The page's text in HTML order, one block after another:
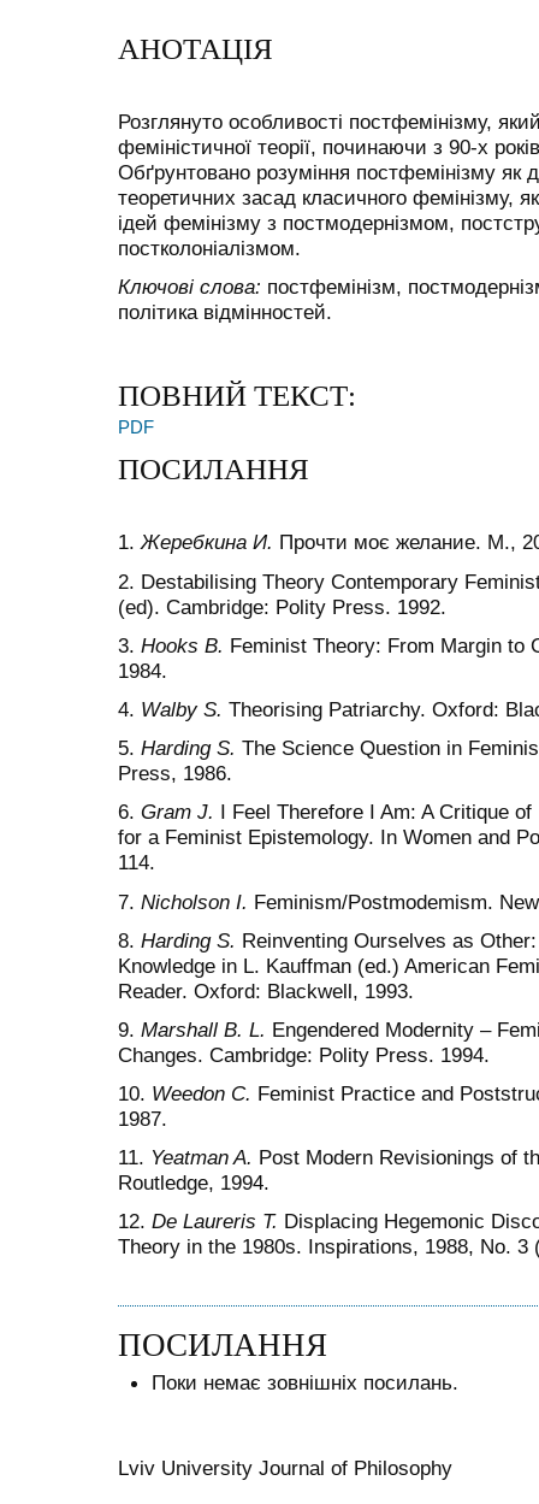
АНОТАЦІЯ
Розглянуто особливості постфемінізму,
феміністичної теорії, починаючи з 90-х
Обґрунтовано розуміння постфемінізму як
теоретичних засад класичного фемінізму,
ідей фемінізму з постмодернізмом,
постколоніалізмом.
Ключові слова: постфемінізм,
політика відмінностей.
ПОВНИЙ ТЕКСТ:
PDF
ПОСИЛАННЯ
1.Жеребкина И. Прочти моє желание. М.,
2. Destabilising Theory Contemporary
(ed). Cambridge: Polity Press. 1992.
3. Hooks B. Feminist Theory: From Margin to
1984.
4. Walby S. Theorising Patriarchy. Oxford:
5. Harding S. The Science Question in
Press, 1986.
6. Gram J. I Feel Therefore I Am: A Critique
for a Feminist Epistemology. In Women and
114.
7. Nicholson I. Feminism/Postmodemism.
8. Harding S. Reinventing Ourselves as
Knowledge in L. Kauffman (ed.) American
Reader. Oxford: Blackwell, 1993.
9. Marshall B. L. Engendered Modernity –
Changes. Cambridge: Polity Press. 1994.
10. Weedon C. Feminist Practice and
1987.
11. Yeatman A. Post Modern Revisionings of
Routledge, 1994.
12. De Laureris T. Displacing Hegemonic
Theory in the 1980s. Inspirations, 1988, No. 3
ПОСИЛАННЯ
Поки немає зовнішніх посилань.
Lviv University Journal of Philosophy